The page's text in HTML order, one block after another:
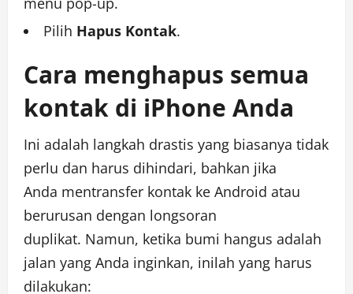
Pilih Hapus Kontak.
Cara menghapus semua
kontak di iPhone Anda
Ini adalah langkah drastis yang biasanya tidak
perlu dan harus dihindari, bahkan jika
Anda mentransfer kontak ke Android atau
berurusan dengan longsoran
duplikat. Namun, ketika bumi hangus adalah
jalan yang Anda inginkan, inilah yang harus
dilakukan: